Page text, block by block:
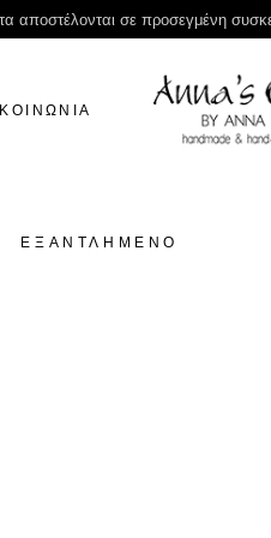
αποστέλονται σε προσεγμένη
ΕΞΑΝΤΛΗΜΈΝΟ